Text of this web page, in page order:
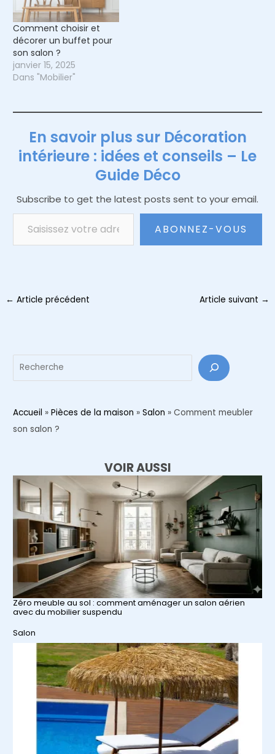
Comment choisir et
décorer un buffet pour
son salon ?
janvier 15, 2025
Dans "Mobilier"
En savoir plus sur Décoration
intérieure : idées et conseils – Le
Guide Déco
Subscribe to get the latest posts sent to your email.
Saisissez votre adresse e-mail…
ABONNEZ-VOUS
Navigation
← Article précédent Article suivant →
Accueil » Pièces de la maison » Salon » Comment meubler
son salon ?
VOIR AUSSI
Zéro meuble au sol : comment aménager un salon aérien
avec du mobilier suspendu
Par rapport à
Salon